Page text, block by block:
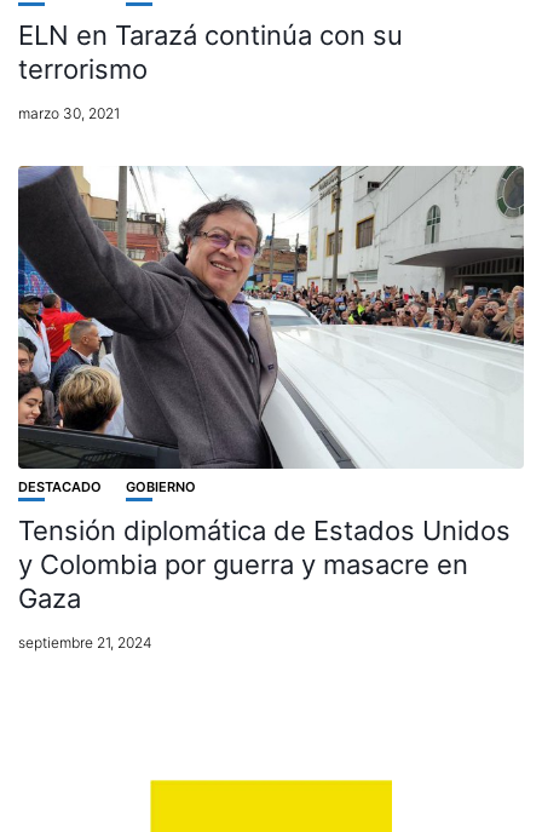
ELN en Tarazá continúa con su
terrorismo
marzo 30, 2021
DESTACADO GOBIERNO
Tensión diplomática de Estados Unidos
y Colombia por guerra y masacre en
Gaza
septiembre 21, 2024